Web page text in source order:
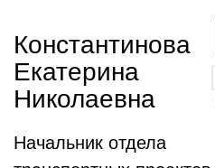
Константинова
Екатерина
Николаевна
Начальник отдела